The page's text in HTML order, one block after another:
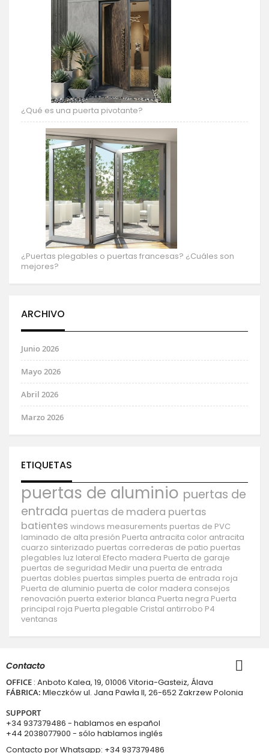
¿Qué es una puerta pivotante?
¿Puertas plegables o puertas francesas? ¿Cuáles son
mejores?
ARCHIVO
Junio 2026
Mayo 2026
Abril 2026
Marzo 2026
ETIQUETAS
puertas de aluminio puertas de
entrada puertas de madera puertas
batientes windows measurements puertas de PVC
laminado de alta presión Puerta antracita color antracita
cuarzo sinterizado puertas correderas de patio puertas
plegables luz lateral Efecto madera Puerta de garaje
puertas de seguridad Medir una puerta de entrada
puertas dobles puertas simples puerta de entrada roja
Puerta de aluminio puerta de color madera consejos
renovación puerta exterior blanca Puerta negra Puerta
principal roja Puerta plegable Cristal antirrobo P4
ventanas
Contacto
OFFICE : Anboto Kalea, 19, 01006 Vitoria-Gasteiz, Álava
FÁBRICA: Mleczków ul. Jana Pawła II, 26-652 Zakrzew Polonia
SUPPORT
+34 937379486 - hablamos en español
+44 2038077900 - sólo hablamos inglés
Contacto por Whatsapp: +34 937379486